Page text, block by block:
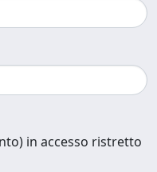
in accesso ristretto